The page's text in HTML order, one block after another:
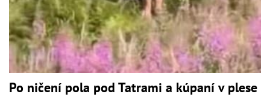
Po ničení pola pod Tatrami a kúpaní v plese